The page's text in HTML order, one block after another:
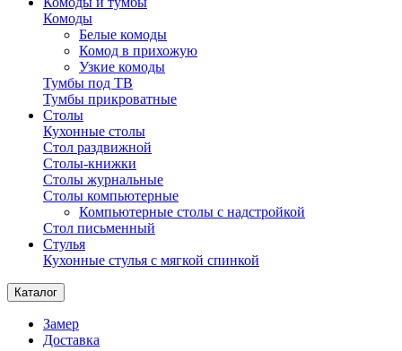
Комоды
Белые комоды
Комод в прихожую
Узкие комоды
Тумбы под ТВ
Тумбы прикроватные
Столы
Кухонные столы
Стол раздвижной
Столы-книжки
Столы журнальные
Столы компьютерные
Компьютерные столы с надстройкой
Стол письменный
Стулья
Кухонные стулья с мягкой спинкой
Каталог
Замер
Доставка